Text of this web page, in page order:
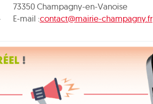
73350 Champagny-en-Vanoise
E-mail :contact@mairie-champagny.fr